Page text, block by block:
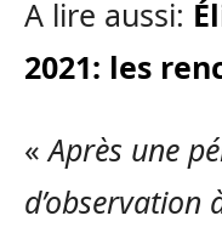
A lire aussi:
2021: les
«Après une
d’observation